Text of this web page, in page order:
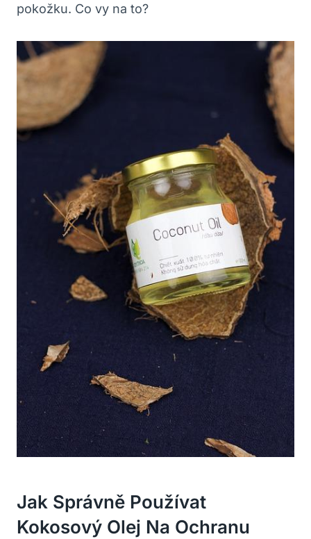
pokožku. Co vy na to?
Jak Správně Používat
Kokosový Olej Na Ochranu